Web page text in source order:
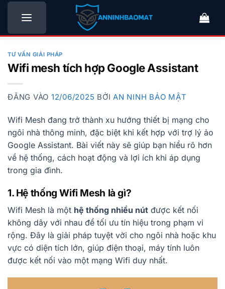
Bỏ
nội
TƯ VẤN GIẢI PHÁP
Wifi mesh tích hợp Google Assistant
ĐĂNG VÀO 12/06/2025 BỞI AN NINH BẢO MẬT
Wifi Mesh đang trở thành xu hướng thiết bị mạng cho
ngôi nhà thông minh, đặc biệt khi kết hợp với trợ lý ảo
Google Assistant. Bài viết này sẽ giúp bạn hiểu rõ hơn
về hệ thống, cách hoạt động và lợi ích khi áp dụng
trong gia đình.
1. Hệ thống Wifi Mesh là gì?
Wifi Mesh là một hệ thống nhiều nút được kết nối
không dây với nhau để tối ưu tín hiệu trong phạm vi
rộng. Đây là giải pháp tuyệt vời cho ngôi nhà hoặc khu
vực có diện tích lớn, giúp điện thoại, máy tính luôn
được kết nối vào một mạng Wifi duy nhất.